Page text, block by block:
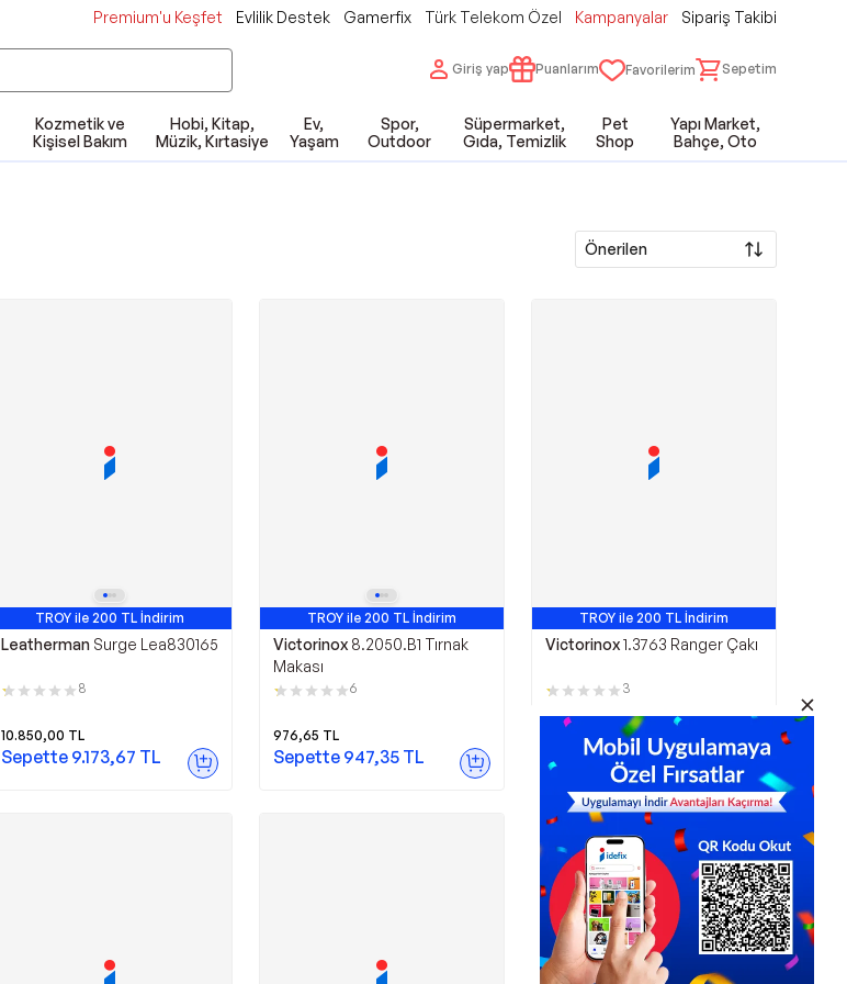
Premium'u Keşfet Evlilik Destek Gamerfix Türk Telekom Özel Kampanyalar Sipariş Takibi
Giriş yap Puanlarım Favorilerim Sepetim
Kozmetik ve
Kişisel Bakım
Hobi, Kitap,
Müzik, Kırtasiye
Ev,
Yaşam
Spor,
Outdoor
Süpermarket,
Gıda, Temizlik
Pet
Shop
Yapı Market,
Bahçe, Oto
Önerilen
TROY ile 200 TL İndirim
Avantajlı Ürün
Leatherman Surge Lea830165
8
10.850,00 TL
Sepette 9.173,67 TL
TROY ile 200 TL İndirim
Victorinox 8.2050.B1 Tırnak
Makası
6
976,65 TL
Sepette 947,35 TL
TROY ile 200 TL İndirim
Victorinox1.3763 Ranger Çakı
3
3.577,00TL